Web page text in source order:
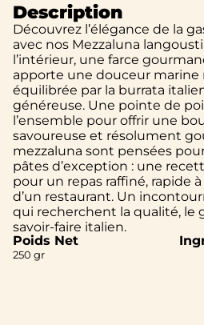
Description
Découvrez l’élégance de la
avec nos Mezzaluna
l’intérieur, une farce
apporte une douceur marine
équilibrée par la burrata
généreuse. Une pointe de
l’ensemble pour offrir une
savoureuse et résolument
mezzaluna sont pensées
pâtes d’exception : une
pour un repas raffiné, rapide
d’un restaurant. Un
qui recherchent la qualité, le
savoir-faire italien.
Poids Net
250 gr